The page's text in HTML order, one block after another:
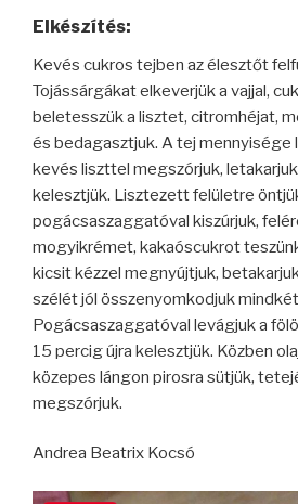
Elkészítés:
Kevés cukros tejben az élesztőt
Tojássárgákat elkeverjük a vajjal,
beletesszük a lisztet, citromhéjat,
és bedagasztjuk. A tej
kevés liszttel megszórjuk,
kelesztjük. Lisztezett felületre
pogácsaszaggatóval kiszúrjuk,
mogyikrémet, kakaóscukrot
kicsit kézzel megnyújtjuk,
szélét jól összenyomkodjuk
Pogácsaszaggatóval levágjuk a
15 percig újra kelesztjük. Közben
közepes lángon pirosra sütjük,
megszórjuk.
Andrea Beatrix Kocsó